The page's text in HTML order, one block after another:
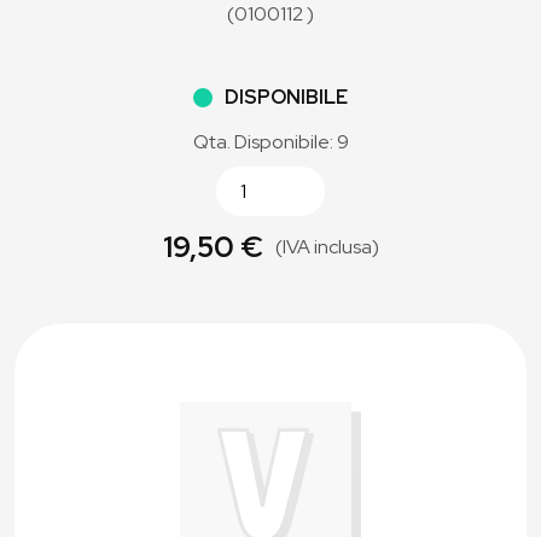
(0100112 )
DISPONIBILE
Qta. Disponibile: 9
19,50 € (IVA inclusa)